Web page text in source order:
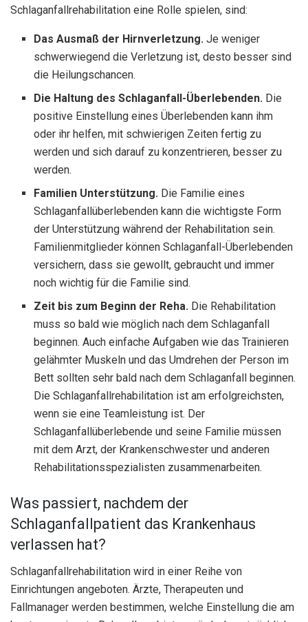
Schlaganfallrehabilitation eine Rolle spielen, sind:
Das Ausmaß der Hirnverletzung.Je weniger
schwerwiegend die Verletzung ist, desto besser sind
die Heilungschancen.
Die Haltung des Schlaganfall-Überlebenden. Die
positive Einstellung eines Überlebenden kann ihm
oder ihr helfen, mit schwierigen Zeiten fertig zu
werden und sich darauf zu konzentrieren, besser zu
werden.
Familien Unterstützung. Die Familie eines
Schlaganfallüberlebenden kann die wichtigste Form
der Unterstützung während der Rehabilitation sein.
Familienmitglieder können Schlaganfall-Überlebenden
versichern, dass sie gewollt, gebraucht und immer
noch wichtig für die Familie sind.
Zeit bis zum Beginn der Reha. Die Rehabilitation
muss so bald wie möglich nach dem Schlaganfall
beginnen. Auch einfache Aufgaben wie das Trainieren
gelähmter Muskeln und das Umdrehen der Person im
Bett sollten sehr bald nach dem Schlaganfall beginnen.
Die Schlaganfallrehabilitation ist am erfolgreichsten,
wenn sie eine Teamleistung ist. Der
Schlaganfallüberlebende und seine Familie müssen
mit dem Arzt, der Krankenschwester und anderen
Rehabilitationsspezialisten zusammenarbeiten.
Was passiert, nachdem der
Schlaganfallpatient das Krankenhaus
verlassen hat?
Schlaganfallrehabilitation wird in einer Reihe von
Einrichtungen angeboten. Ärzte, Therapeuten und
Fallmanager werden bestimmen, welche Einstellung die am